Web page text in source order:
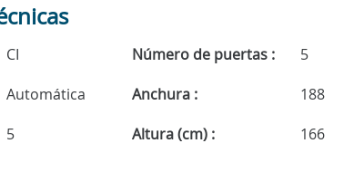
CI Número de puertas : 5
Automática Anchura : 188
5 Altura (cm) : 166